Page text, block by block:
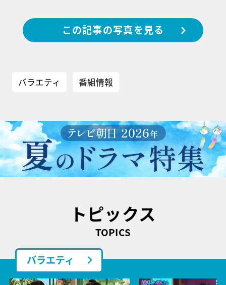
この記事の写真を見る
バラエティ 番組情報
トピックス
TOPICS
バラエティ